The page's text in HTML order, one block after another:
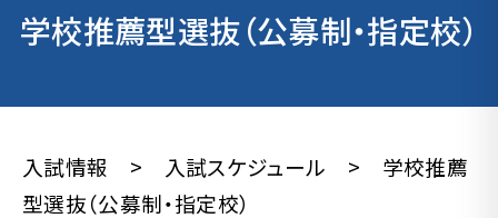
学校推薦型選抜（公募制・指定校）
入試情報 > 入試スケジュール > 学校推薦
型選抜（公募制・指定校）